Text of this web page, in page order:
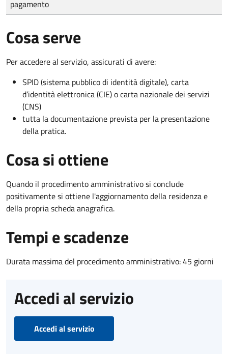
pagamento
Cosa serve
Per accedere al servizio, assicurati di avere:
SPID (sistema pubblico di identità digitale), carta
d’identità elettronica (CIE) o carta nazionale dei servizi
(CNS)
tutta la documentazione prevista per la presentazione
della pratica.
Cosa si ottiene
Quando il procedimento amministrativo si conclude
positivamente si ottiene l'aggiornamento della residenza e
della propria scheda anagrafica.
Tempi e scadenze
Durata massima del procedimento amministrativo: 45 giorni
Accedi al servizio
Accedi al servizio